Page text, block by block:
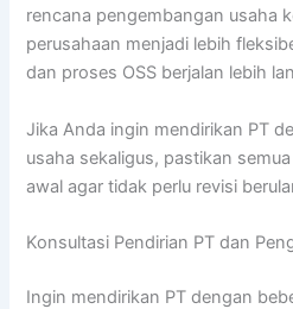
rencana pengembangan usaha
perusahaan menjadi lebih
dan proses OSS berjalan lebih
Jika Anda ingin mendirikan PT
usaha sekaligus, pastikan
awal agar tidak perlu revisi
Konsultasi Pendirian PT dan
Ingin mendirikan PT dengan